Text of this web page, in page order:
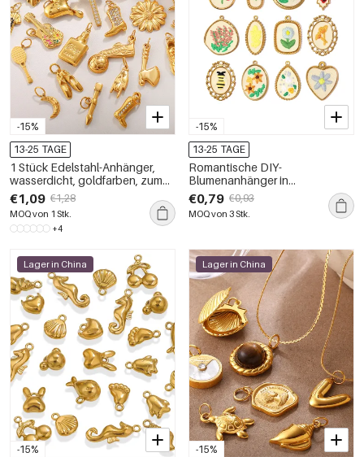
-15%
13-25 TAGE
1 Stück Edelstahl-Anhänger,
wasserdicht, goldfarben, zum
Selbermachen
€1,09 €1,28
MOQ von 1 Stk.
+4
-15%
13-25 TAGE
Romantische DIY-
Blumenanhänger in
unregelmäßiger Form, Edelstahl,
wasserdicht, goldfarben
€0,79 €0,93
MOQ von 3 Stk.
-15%
Lager in China
-15%
Lager in China